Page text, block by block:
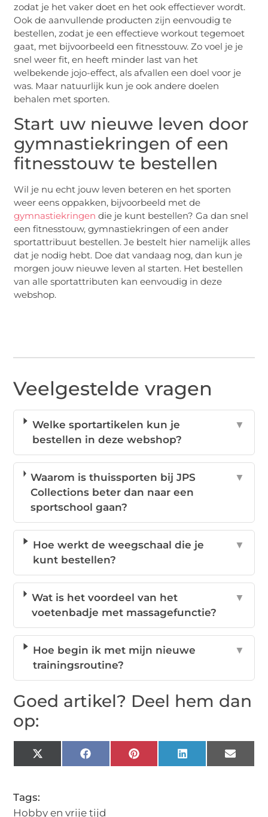
zodat je het vaker doet en het ook effectiever wordt.
Ook de aanvullende producten zijn eenvoudig te
bestellen, zodat je een effectieve workout tegemoet
gaat, met bijvoorbeeld een fitnesstouw. Zo voel je je
snel weer fit, en heeft minder last van het
welbekende jojo-effect, als afvallen een doel voor je
was. Maar natuurlijk kun je ook andere doelen
behalen met sporten.
Start uw nieuwe leven door
gymnastiekringen of een
fitnesstouw te bestellen
Wil je nu echt jouw leven beteren en het sporten
weer eens oppakken, bijvoorbeeld met de
gymnastiekringen die je kunt bestellen? Ga dan snel
een fitnesstouw, gymnastiekringen of een ander
sportattribuut bestellen. Je bestelt hier namelijk alles
dat je nodig hebt. Doe dat vandaag nog, dan kun je
morgen jouw nieuwe leven al starten. Het bestellen
van alle sportattributen kan eenvoudig in deze
webshop.
Veelgestelde vragen
Welke sportartikelen kun je
bestellen in deze webshop?
▼
Waarom is thuissporten bij JPS
Collections beter dan naar een
sportschool gaan?
▼
Hoe werkt de weegschaal die je
kunt bestellen?
▼
Wat is het voordeel van het
voetenbadje met massagefunctie?
▼
Hoe begin ik met mijn nieuwe
trainingsroutine?
▼
Goed artikel? Deel hem dan
op:
X
(Twitter)
FacebookPinterestLinkedIn Email
Tags:
Hobby en vrije tijd